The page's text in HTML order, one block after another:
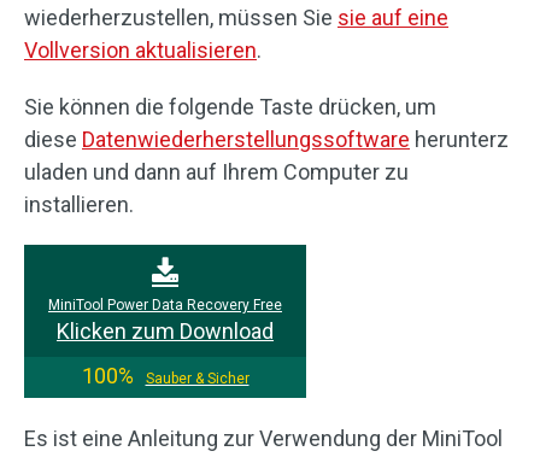
wiederherzustellen, müssen Sie sie auf eine
Vollversion aktualisieren.
Sie können die folgende Taste drücken, um
diese Datenwiederherstellungssoftware herunterz
uladen und dann auf Ihrem Computer zu
installieren.
MiniTool Power Data Recovery Free
Klicken zum Download
100%
Sauber & Sicher
Es ist eine Anleitung zur Verwendung der MiniTool